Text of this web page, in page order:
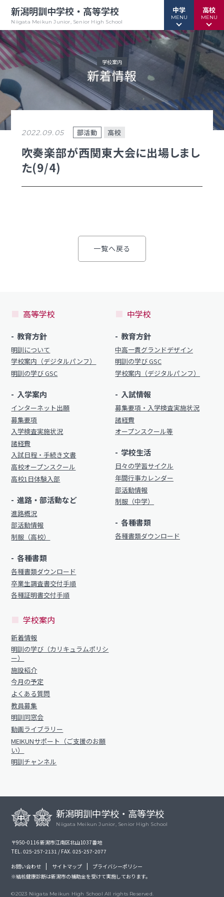
新潟明訓中学校・高等学校
Niigata Meikun Junior, Senior High School
中学
MENU
行事予定 緊急情報
教育方針
（デジタルパンフ）
学校生活
日々の学習サイクル
年間行事カレンダー
制服（中学）
各種書類ダウンロード
新着情報
明訓の学び（カリキュラムポリシー）
今月の予定
よくある質問
明訓同窓会
動画ライブラリー
MEIKUNサポート（ご支援のお願い）
明訓チャンネル
プライバシーポリシー
高校
MENU
行事予定 緊急情報
教育方針
明訓の学び GSC
募集要項
入学検査実施状況
諸経費
入試日程・手続き文書
高校オープンスクール
高校1日体験入部
進路・部活動など
進路概況
部活動情報
制服（高校）
各種書類
各種書類ダウンロード
卒業生調査書交付手順
各種証明書交付手順
新着情報
明訓の学び（カリキュラムポリシー）
施設紹介
今月の予定
よくある質問
明訓同窓会
MEIKUNサポート（ご支援のお願い）
明訓チャンネル
お問い合わせ
学校案内
新着情報
2022.09.05 部活動 高校
吹奏楽部が西関東大会に出場しまし
た(9/4)
一覧へ戻る
高等学校
教育方針
明訓について
学校案内（デジタルパンフ）
明訓の学び GSC
入学案内
インターネット出願
募集要項
入学検査実施状況
諸経費
入試日程・手続き文書
高校オープンスクール
高校1日体験入部
進路・部活動など
進路概況
部活動情報
制服（高校）
各種書類
各種書類ダウンロード
卒業生調査書交付手順
各種証明書交付手順
中学校
教育方針
中高一貫グランドデザイン
明訓の学び GSC
学校案内（デジタルパンフ）
入試情報
募集要項・入学検査実施状況
諸経費
オープンスクール等
学校生活
日々の学習サイクル
年間行事カレンダー
部活動情報
制服（中学）
各種書類
各種書類ダウンロード
学校案内
新着情報
明訓の学び（カリキュラムポリシ
ー）
施設紹介
今月の予定
よくある質問
教員募集
明訓同窓会
動画ライブラリー
MEIKUNサポート（ご支援のお願
い）
明訓チャンネル
新潟明訓中学校・高等学校
Niigata Meikun Junior, Senior High School
〒950-0116 新潟市江南区北山1037番地
TEL. 025-257-2131 / FAX. 025-257-2077
お問い合わせ サイトマップ
プライバシーポリシー
※結核健康診断は新潟市の補助金を受けて実施しております。
©2023 Niigata Meikun High School All rights Reserved.